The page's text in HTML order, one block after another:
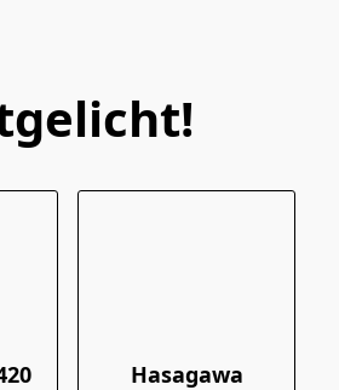
Hasagawa